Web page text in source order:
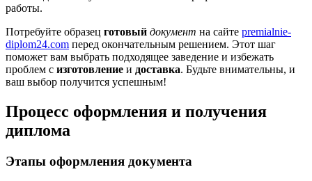
работы.
Потребуйте образец готовый документ на сайте premialnie-
diplom24.com перед окончательным решением. Этот шаг
поможет вам выбрать подходящее заведение и избежать
проблем с изготовление и доставка. Будьте внимательны, и
ваш выбор получится успешным!
Процесс оформления и получения
диплома
Этапы оформления документа